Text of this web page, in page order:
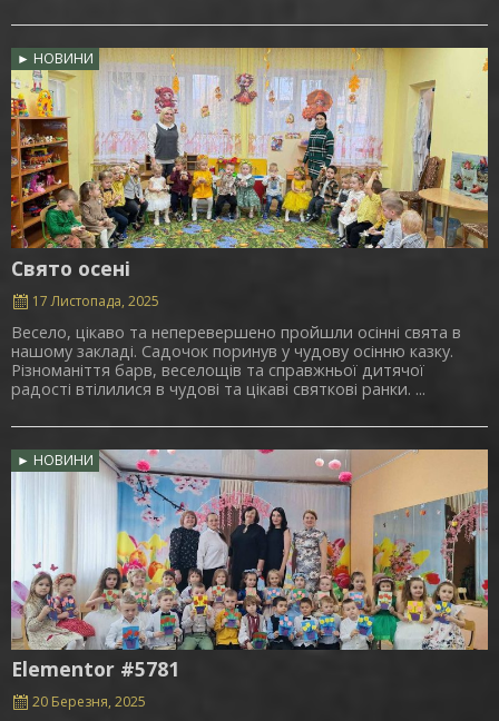
► НОВИНИ
Свято осені
17 Листопада, 2025
Весело, цікаво та неперевершено пройшли осінні свята в
нашому закладі. Садочок поринув у чудову осінню казку.
Різноманіття барв, веселощів та справжньої дитячої
радості втілилися в чудові та цікаві святкові ранки. ...
► НОВИНИ
Elementor #5781
20 Березня, 2025